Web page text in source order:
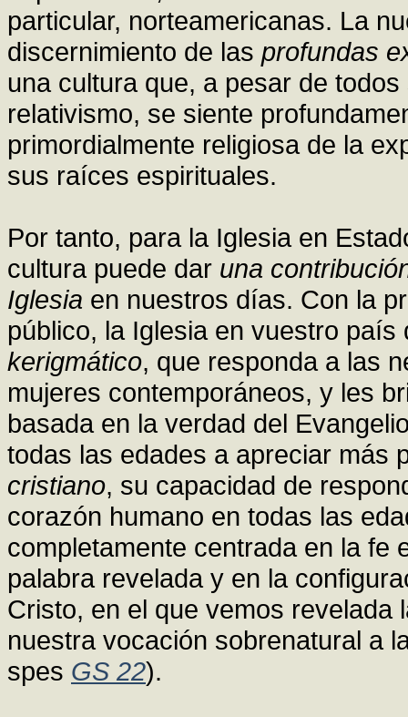
particular, norteamericanas. La
discernimiento de las profundas
una cultura que, a pesar de
relativismo, se siente
primordialmente religiosa de la
sus raíces espirituales.
Por tanto, para la Iglesia en
cultura puede dar una
Iglesia en nuestros días. Con la
público, la Iglesia en vuestro
kerigmático, que responda a las
mujeres contemporáneos, y les
basada en la verdad del
todas las edades a apreciar más
cristiano, su capacidad de
corazón humano en todas las
completamente centrada en la fe
palabra revelada y en la
Cristo, en el que vemos revelada
nuestra vocación sobrenatural a
spes GS 22).